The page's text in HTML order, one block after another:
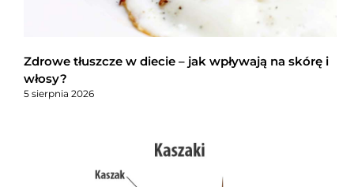
Zdrowe tłuszcze w diecie – jak wpływają na skórę i
włosy?
5 sierpnia 2026